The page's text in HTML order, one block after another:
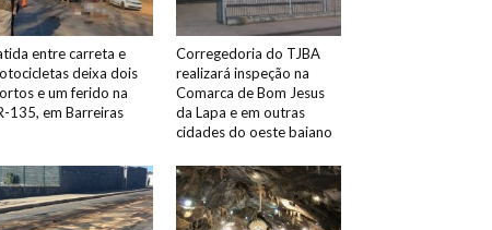
entre carreta e
deixa dois
e um ferido na
135, em Barreiras
Corregedoria do TJBA
realizará inspeção na
Comarca de Bom Jesus
da Lapa e em outras
cidades do oeste baiano